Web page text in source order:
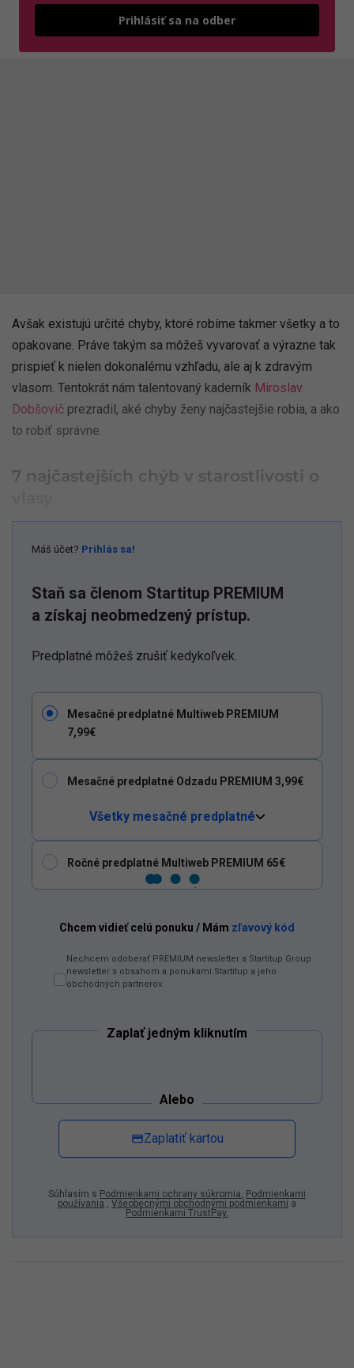
Prihlásiť sa na odber
Avšak existujú určité chyby, ktoré robíme takmer všetky a to
opakovane. Práve takým sa môžeš vyvarovať a výrazne tak
prispieť k nielen dokonalému vzhľadu, ale aj k zdravým
vlasom. Tentokrát nám talentovaný kaderník Miroslav
Dobšovič prezradil, aké chyby ženy najčastejšie robia, a ako
to robiť správne.
7 najčastejších chýb v starostlivosti o
Pridať ako preferovaný zdrojOdzadu, odkaz sa otvorí v novom okne
Máš účet? Prihlás sa!
Staň sa členom Startitup PREMIUM
a získaj neobmedzený prístup.
Predplatné môžeš zrušiť kedykoľvek.
Mesačné predplatné Multiweb PREMIUM
7,99€
Mesačné predplatné Odzadu PREMIUM 3,99€
Všetky mesačné predplatné
Ročné predplatné Multiweb PREMIUM 65€
Chcem vidieť celú ponuku / Mám zľavový kód
Nechcem odoberať PREMIUM newsletter a Startitup Group
newsletter s obsahom a ponukami Startitup a jeho
obchodných partnerov.
Zaplať jedným kliknutím
Alebo
Zaplatiť kartou
Súhlasím s Podmienkami ochrany súkromia, Podmienkami
používania , Všeobecnými obchodnými podmienkami a
Podmienkami TrustPay.